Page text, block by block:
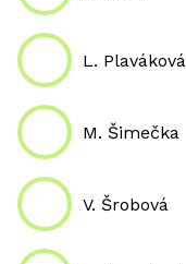
L. Plaváková
M. Šimečka
V. Šrobová